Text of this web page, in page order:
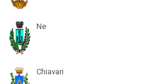
Ne
Chiavari